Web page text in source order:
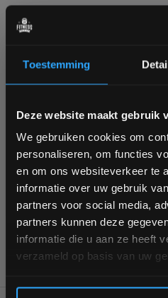
Toestemming
Deze website maakt gebruik
We gebruiken cookies om
personaliseren, om functies
en om ons websiteverkeer te
informatie over uw gebruik
partners voor social media,
partners kunnen deze
informatie die u aan ze heeft
verzameld op basis van uw
bumperplates
halterstang HIIT interval
plyobox power rack
sixpack trainen sole fitness
sportvloer squat squats
Bam! 5% korting
Schrijf je in voor onze
blijven over onze nieuwe
interessante info. Ontvang 5%